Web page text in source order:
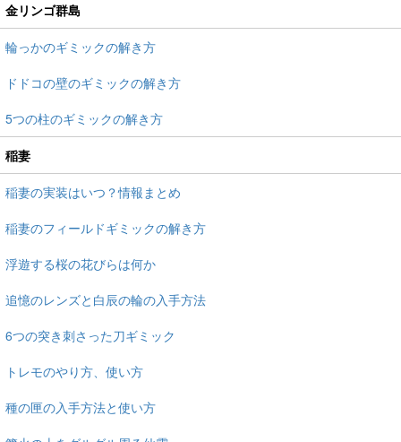
金リンゴ群島
輪っかのギミックの解き方
ドドコの壁のギミックの解き方
5つの柱のギミックの解き方
稲妻
稲妻の実装はいつ？情報まとめ
稲妻のフィールドギミックの解き方
浮遊する桜の花びらは何か
追憶のレンズと白辰の輪の入手方法
6つの突き刺さった刀ギミック
トレモのやり方、使い方
種の匣の入手方法と使い方